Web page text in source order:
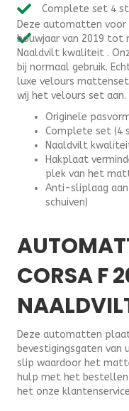
2023)
-
Naaldvilt
aantal
Complete set 4
Deze automatten voor
bouwjaar van 2019 tot
Naaldvilt kwaliteit .
bij normaal gebruik.
luxe velours
wij het velours set aan.
Originele
Complete set (4
Naaldvilt
Hakplaat
plek van het
Anti-sliplaag aan
schuiven)
CORSA F
Deze automatten
bevestigingsgaten van
slip waardoor het
hulp met het
het onze